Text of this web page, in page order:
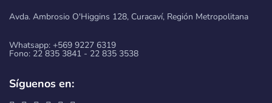
Avda. Ambrosio O'Higgins 128, Curacaví, Región Metropolitana
Whatsapp: +569 9227 6319
Fono: 22 835 3841 - 22 835 3538
Síguenos en: